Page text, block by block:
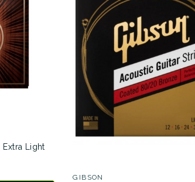
Extra Light
GIBSON